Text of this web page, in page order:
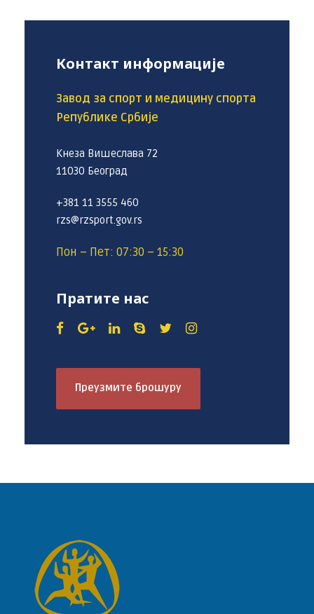
Контакт информације
Завод за спорт и медицину спорта
Републике Србије
Кнеза Вишеслава 72
11030 Београд
+381 11 3555 460
rzs@rzsport.gov.rs
Пон – Пет: 07:30 – 15:30
Пратите нас
Преузмите брошуру